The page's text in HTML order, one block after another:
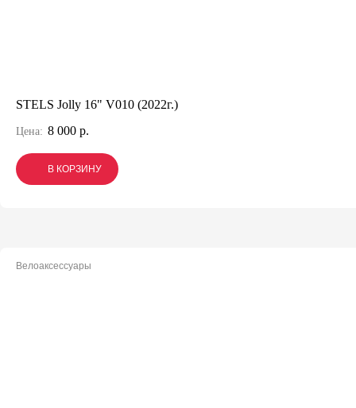
STELS Jolly 16" V010 (2022г.)
Цена: 8 000 р.
В КОРЗИНУ
В КОРЗИНУ
В КОРЗИНУ
Велоаксессуары